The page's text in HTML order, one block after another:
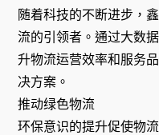
随着科技的不断进步，
流的引领者。通过大数
升物流运营效率和服务
决方案。
推动绿色物流
环保意识的提升促使物